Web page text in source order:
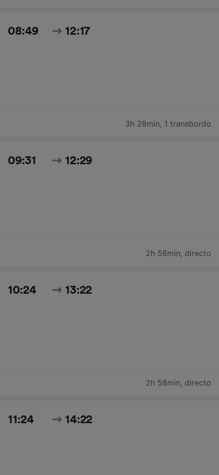
08:49 12:17
3h 28min, 1 transbordo
09:31 12:29
2h 58min, directo
10:24 13:22
2h 58min, directo
11:24 14:22